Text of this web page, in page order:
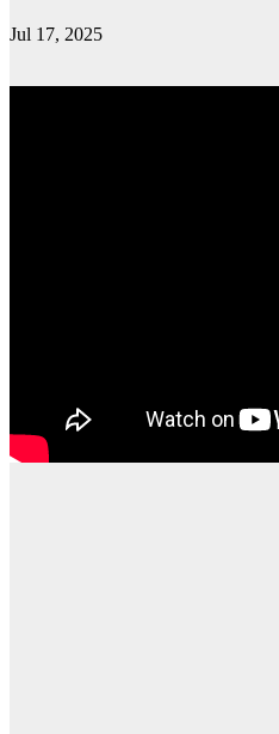
Jul 17, 2025